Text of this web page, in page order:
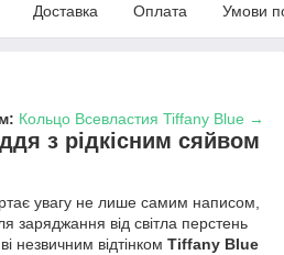
Доставка Оплата Умови
Кольцо Всевластия Tiffany Blue →
з рідкісним сяйвом
увагу не лише самим написом,
заряджання від світла перстень
незвичним відтінком Tiffany Blue